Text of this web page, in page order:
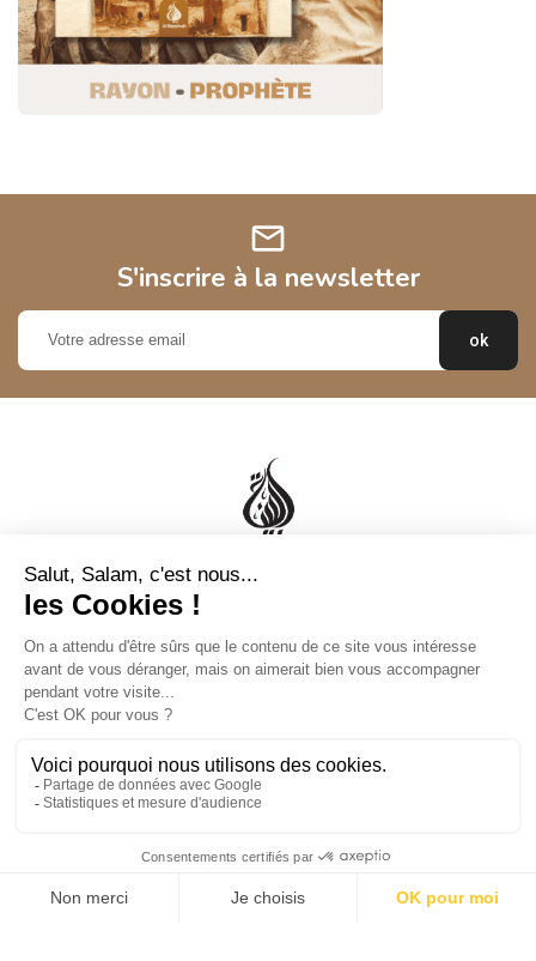
mail
S'inscrire à la newsletter
Al Bayyinah est votre source de confiance pour des livres, vêtements
et autres produits qui reflètent l'excellence de la culture musulmane.
Informations
Informations de magasin
© 2026 - Librairie Al Bayyinah